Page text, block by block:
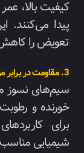
کیفیت بالا،
پیدا می‌کنند.
تعویض را
3. مقاومت در برابر مواد شیمیایی و خوردگی
سیم‌های نسوز
خورنده و
برای
شیمیایی